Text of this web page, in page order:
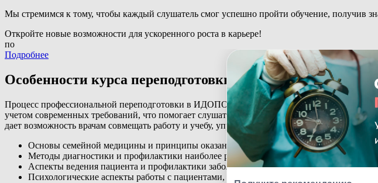
Мы стремимся к тому, чтобы каждый слушатель смог успешно пройти обучение, получив
Откройте новые возможности для ускоренного роста в карьере!
по
Подробнее
Особенности курса переподготовки по Общей врачебной
Процесс профессиональной переподготовки в ИДОПО включает в себя изучение
учетом современных требований, что помогает слушателям получать знания,
дает возможность врачам совмещать работу и учебу, управляя своим временем.
Основы семейной медицины и принципы оказания первой медицинской помощи.
Методы диагностики и профилактики наиболее распространенных заболеваний.
Аспекты ведения пациента и профилактики заболеваний в общей врачебной
Психологические аспекты работы с пациентами, важные для семейного врача.